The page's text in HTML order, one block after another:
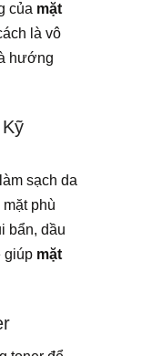
của mặt
là vô
hướng
sạch da
phù
bẩn, dầu
giúp mặt